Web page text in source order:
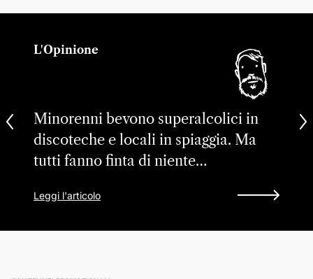
L'Opinione
Minorenni bevono superalcolici in
discoteche e locali in spiaggia. Ma
tutti fanno finta di niente…
Leggi l'articolo